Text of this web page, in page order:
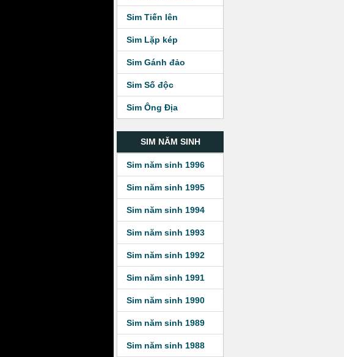
Sim Tiến lên
Sim Lặp kép
Sim Gánh đảo
Sim Số độc
Sim Ông Địa
SIM NĂM SINH
Sim năm sinh 1996
Sim năm sinh 1995
Sim năm sinh 1994
Sim năm sinh 1993
Sim năm sinh 1992
Sim năm sinh 1991
Sim năm sinh 1990
Sim năm sinh 1989
Sim năm sinh 1988